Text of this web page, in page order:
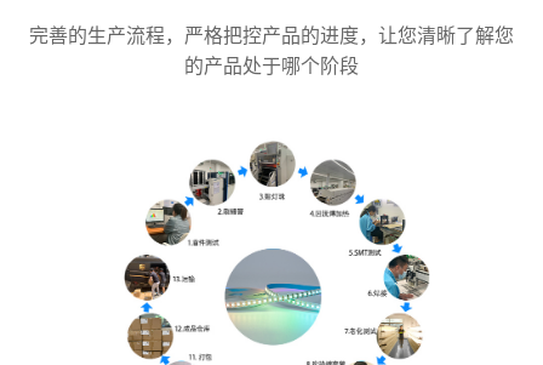
完善的生产流程，严格把控产品的进度，让您清晰了解您
的产品处于哪个阶段